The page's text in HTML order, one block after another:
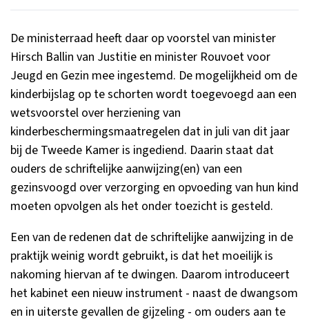
De ministerraad heeft daar op voorstel van minister
Hirsch Ballin van Justitie en minister Rouvoet voor
Jeugd en Gezin mee ingestemd. De mogelijkheid om de
kinderbijslag op te schorten wordt toegevoegd aan een
wetsvoorstel over herziening van
kinderbeschermingsmaatregelen dat in juli van dit jaar
bij de Tweede Kamer is ingediend. Daarin staat dat
ouders de schriftelijke aanwijzing(en) van een
gezinsvoogd over verzorging en opvoeding van hun kind
moeten opvolgen als het onder toezicht is gesteld.
Een van de redenen dat de schriftelijke aanwijzing in de
praktijk weinig wordt gebruikt, is dat het moeilijk is
nakoming hiervan af te dwingen. Daarom introduceert
het kabinet een nieuw instrument - naast de dwangsom
en in uiterste gevallen de gijzeling - om ouders aan te